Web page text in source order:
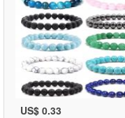
US$ 0.33